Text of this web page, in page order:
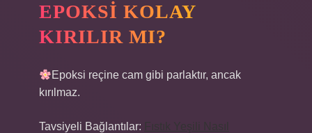
EPOKSI KOLAY
KIRILIR MI?
Epoksi reçine cam gibi parlaktır, ancak
kırılmaz.
Tavsiyeli Bağlantılar: